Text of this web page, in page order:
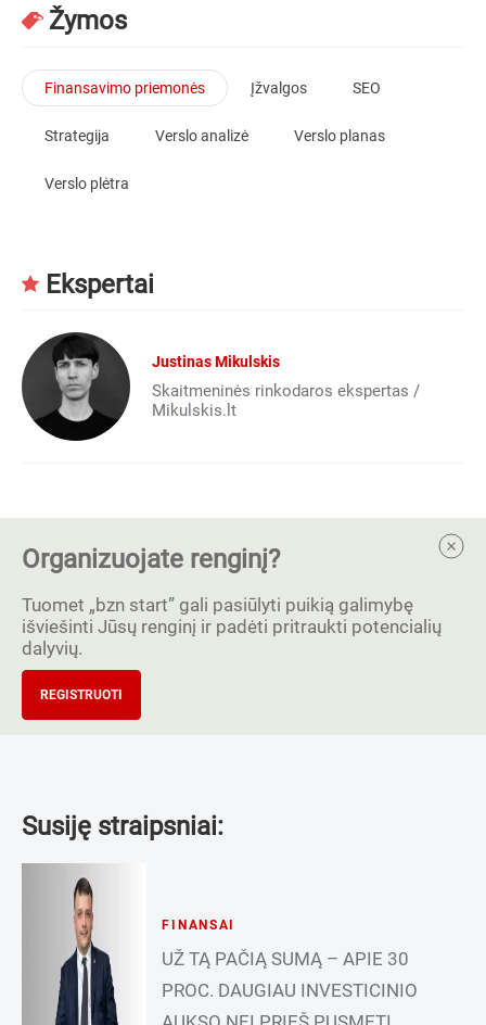
Žymos
Finansavimo priemonės Įžvalgos SEO
Strategija Verslo analizė Verslo planas
Verslo plėtra
Ekspertai
Justinas Mikulskis
Skaitmeninės rinkodaros ekspertas /
Mikulskis.lt
Organizuojate renginį?
Tuomet „bzn start” gali pasiūlyti puikią galimybę
išviešinti Jūsų renginį ir padėti pritraukti potencialių
dalyvių.
REGISTRUOTI
Susiję straipsniai:
FINANSAI
UŽ TĄ PAČIĄ SUMĄ – APIE 30
PROC. DAUGIAU INVESTICINIO